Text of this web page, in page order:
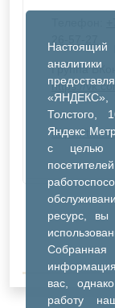
Настоящий
«ЯНДЕКС»,
Толстого,
Яндекс
с целью
ресурс, вы
вас,
работу
Группа
https://
Сайт:
https://